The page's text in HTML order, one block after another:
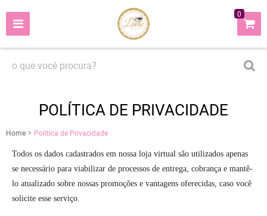
0
POLÍTICA DE PRIVACIDADE
Home Política de Privacidade
Todos os dados cadastrados em nossa loja virtual são utilizados apenas
se necessário para viabilizar de processos de entrega, cobrança e mantê-
lo atualizado sobre nossas promoções e vantagens oferecidas, caso você
solicite esse serviço.